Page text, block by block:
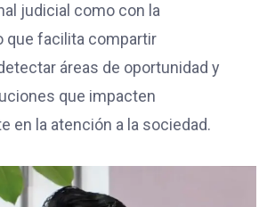
judicial como con la
que facilita compartir
áreas de oportunidad y
que impacten
en la atención a la sociedad.